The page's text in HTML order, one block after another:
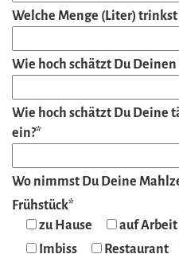
Welche Menge (Liter) trinkst
Wie hoch schätzt Du
Wie hoch schätzt Du Deine
ein?*
Wo nimmst Du Deine
Frühstück*
zu Hause
auf Arbeit
Imbiss
Restaurant